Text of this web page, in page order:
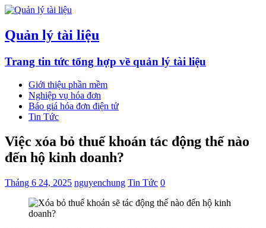
Quản lý tài liệu
Trang tin tức tổng hợp về quản lý tài liệu
Giới thiệu phần mềm
Nghiệp vụ hóa đơn
Báo giá hóa đơn điện tử
Tin Tức
Việc xóa bỏ thuế khoán tác động thế nào
đến hộ kinh doanh?
Tháng 6 24, 2025 nguyenchung Tin Tức 0